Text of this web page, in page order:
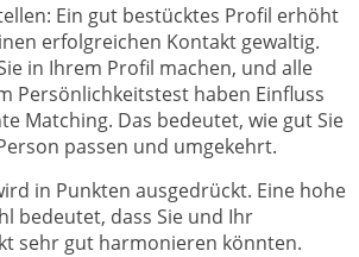
Ein gut bestücktes Profil erhöht
erfolgreichen Kontakt gewaltig.
in Ihrem Profil machen, und alle
Persönlichkeitstest haben Einfluss
Matching. Das bedeutet, wie gut Sie
passen und umgekehrt.
in Punkten ausgedrückt. Eine hohe
bedeutet, dass Sie und Ihr
sehr gut harmonieren könnten.